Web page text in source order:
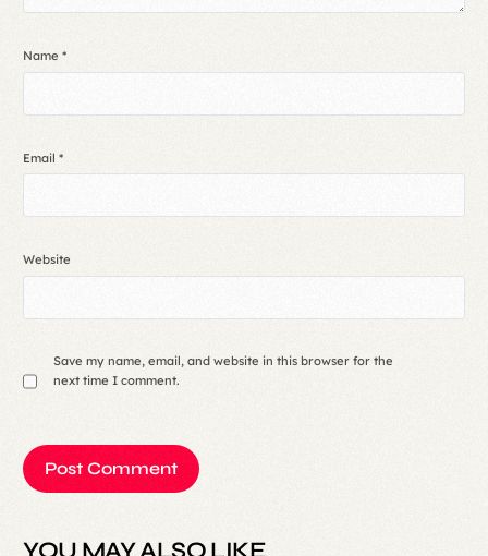
Name*
Email*
Website
Save my name, email, and website in this browser for the
next time I comment.
YOU MAY ALSO LIKE